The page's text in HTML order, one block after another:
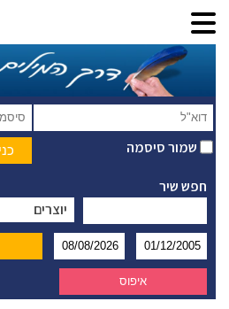
שמור סיסמה
חפש שיר
יוצרים